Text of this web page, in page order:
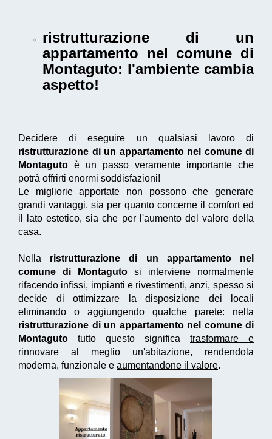
ristrutturazione di un
appartamento nel comune di
Montaguto: l'ambiente cambia
aspetto!
Decidere di eseguire un qualsiasi lavoro di
ristrutturazione di un appartamento nel comune di
Montaguto è un passo veramente importante che
potrà offrirti enormi soddisfazioni!
Le migliorie apportate non possono che generare
grandi vantaggi, sia per quanto concerne il comfort ed
il lato estetico, sia che per l'aumento del valore della
casa.
Nella ristrutturazione di un appartamento nel
comune di Montaguto si interviene normalmente
rifacendo infissi, impianti e rivestimenti, anzi, spesso si
decide di ottimizzare la disposizione dei locali
eliminando o aggiungendo qualche parete: nella
ristrutturazione di un appartamento nel comune di
Montaguto tutto questo significa trasformare e
rinnovare al meglio un'abitazione, rendendola
moderna, funzionale e aumentandone il valore.